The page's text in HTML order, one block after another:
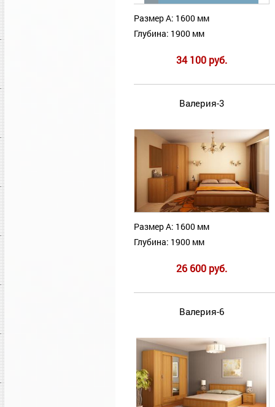
Размер А: 1600 мм
Глубина: 1900 мм
34 100 руб.
Валерия-3
Размер А: 1600 мм
Глубина: 1900 мм
26 600 руб.
Валерия-6